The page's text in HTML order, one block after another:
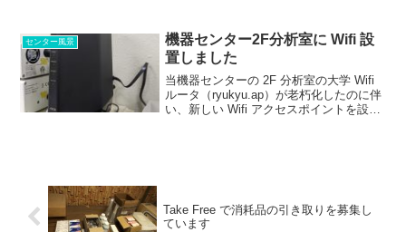
9：00 から 10:30 頃ま...
センター風景
機器センター2F分析室に Wifi 設
置しました
当機器センターの 2F 分析室の大学 Wifi
ルータ（ryukyu.ap）が老朽化したのに伴
い、新しい Wifi アクセスポイントを設置
Take Free で消耗品の引き取りを募集し
ています